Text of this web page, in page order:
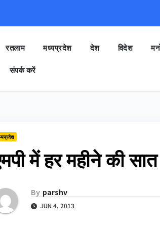
रतलाम मध्यप्रदेश देश विदेश
संपर्क करें
में हर महीने की
By parshv
JUN 4, 2013